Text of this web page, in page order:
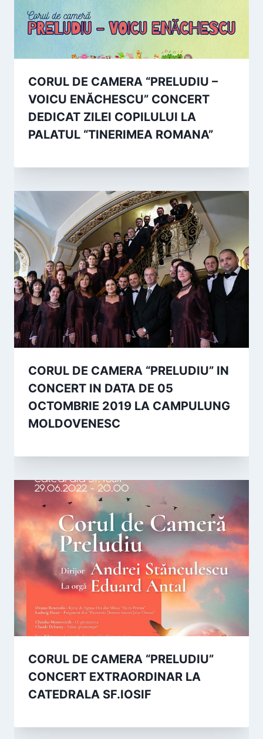
CORUL DE CAMERA “PRELUDIU –
VOICU ENĂCHESCU” CONCERT
DEDICAT ZILEI COPILULUI LA
PALATUL “TINERIMEA ROMANA”
CORUL DE CAMERA “PRELUDIU” IN
CONCERT IN DATA DE 05
OCTOMBRIE 2019 LA CAMPULUNG
MOLDOVENESC
CORUL DE CAMERA “PRELUDIU”
CONCERT EXTRAORDINAR LA
CATEDRALA SF.IOSIF